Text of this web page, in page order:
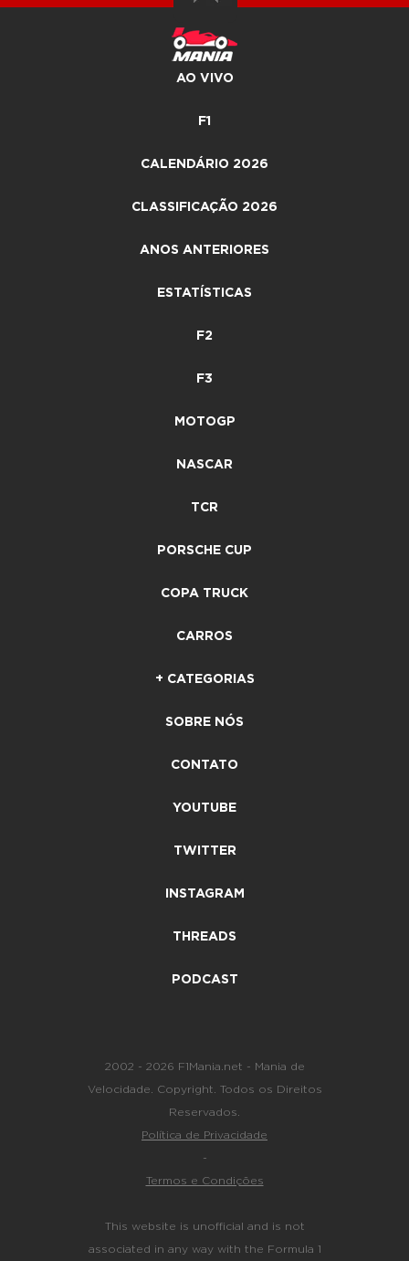
AO VIVO
F1
CALENDÁRIO 2026
CLASSIFICAÇÃO 2026
ANOS ANTERIORES
ESTATÍSTICAS
F2
F3
MOTOGP
NASCAR
TCR
PORSCHE CUP
COPA TRUCK
CARROS
+ CATEGORIAS
SOBRE NÓS
CONTATO
YOUTUBE
TWITTER
INSTAGRAM
THREADS
PODCAST
2002 - 2026 F1Mania.net - Mania de
Velocidade. Copyright. Todos os Direitos
Reservados.
Política de Privacidade
-
Termos e Condições
This website is unofficial and is not
associated in any way with the Formula 1